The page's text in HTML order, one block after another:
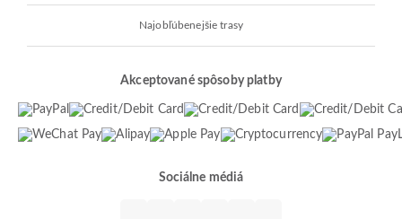
Najobľúbenejšie trasy
Akceptované spôsoby platby
Sociálne médiá